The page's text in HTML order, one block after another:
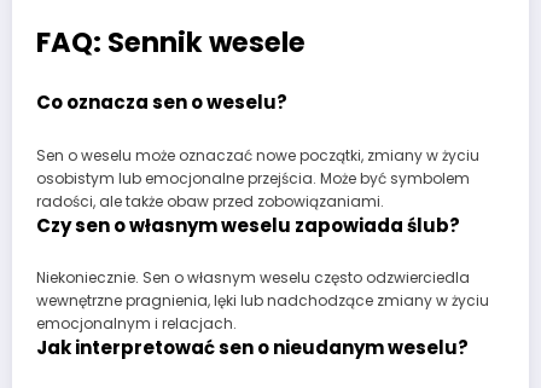
FAQ: Sennik wesele
Co oznacza sen o weselu?
Sen o weselu może oznaczać nowe początki, zmiany w życiu
osobistym lub emocjonalne przejścia. Może być symbolem
radości, ale także obaw przed zobowiązaniami.
Czy sen o własnym weselu zapowiada ślub?
Niekoniecznie. Sen o własnym weselu często odzwierciedla
wewnętrzne pragnienia, lęki lub nadchodzące zmiany w życiu
emocjonalnym i relacjach.
Jak interpretować sen o nieudanym weselu?